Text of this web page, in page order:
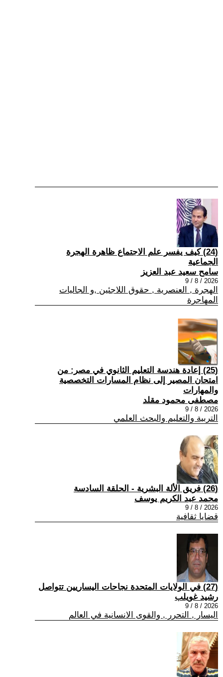
(24) كيف يفسر علم الاجتماع ظاهرة الهجرة
الجماعية
سامح سعيد عبد العزيز
2026 / 8 / 9
الهجرة , العنصرية , حقوق اللاجئين ,و الجاليات
المهاجرة
(25) إعادة هندسة التعليم الثانوي في مصر: من
امتحان المصير إلى نظام المسارات التخصصية
والمهارات
مصطفى محمود مقلد
2026 / 8 / 9
التربية والتعليم والبحث العلمي
(26) فريق الألة البشرية - الحلقة السادسة
محمد عبد الكريم يوسف
2026 / 8 / 9
قضايا ثقافية
(27) في الولايات المتحدة نجاحات اليساريين تتواصل
رشيد غويلب
2026 / 8 / 9
اليسار , التحرر , والقوى الانسانية في العالم